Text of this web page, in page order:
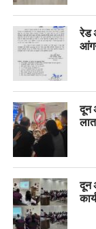
रेड
दून
दून